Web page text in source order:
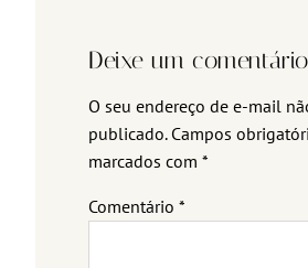
Deixe um comentário
O seu endereço de e-mail
publicado. Campos
marcados com *
Comentário *